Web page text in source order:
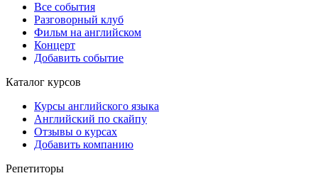
Все события
Разговорный клуб
Фильм на английском
Концерт
Добавить событие
Каталог курсов
Курсы английского языка
Английский по скайпу
Отзывы о курсах
Добавить компанию
Репетиторы